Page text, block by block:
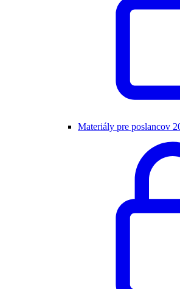
Materiály pre poslancov